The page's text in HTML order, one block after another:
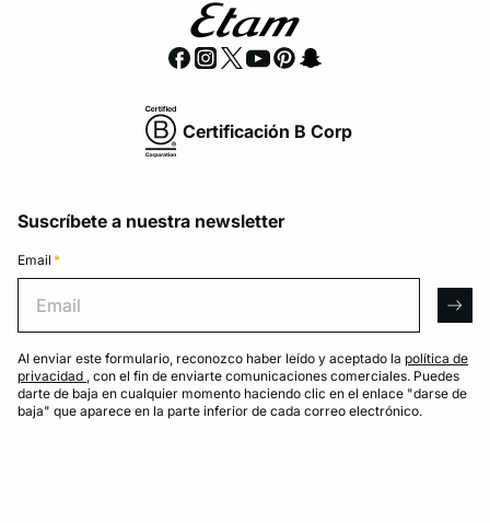
Certificación B Corp
Suscríbete a nuestra newsletter
Email *
Al enviar este formulario, reconozco haber leído y aceptado la política de
privacidad , con el fin de enviarte comunicaciones comerciales. Puedes
darte de baja en cualquier momento haciendo clic en el enlace "darse de
baja" que aparece en la parte inferior de cada correo electrónico.